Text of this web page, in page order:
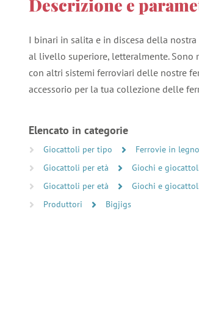
Descrizione e
I binari in salita e in discesa della
al livello superiore, letteralmente.
con altri sistemi ferroviari delle nostre
accessorio per la tua collezione delle
Elencato in categorie
Giocattoli per tipo Ferrovie in legno
Giocattoli per età
Giochi e
Giocattoli per età
Giochi e
Produttori
Bigjigs